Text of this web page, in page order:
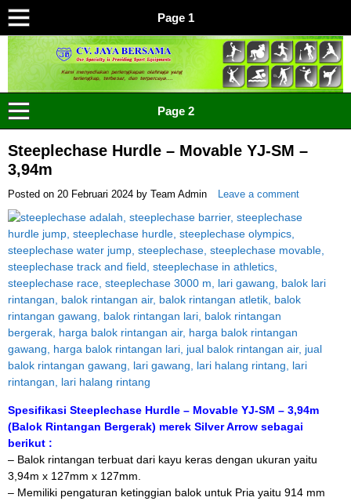
Page 1
CV JAYA BERSAMA Co Id
Menyediakan Semua Perlengkapan Olahraga Yang
Page 2
Steeplechase Hurdle – Movable YJ-SM –
3,94m
Posted on 20 Februari 2024 by Team Admin Leave a comment
Spesifikasi Steeplechase Hurdle – Movable YJ-SM – 3,94m
(Balok Rintangan Bergerak) merek Silver Arrow sebagai
berikut :
– Balok rintangan terbuat dari kayu keras dengan ukuran yaitu
3,94m x 127mm x 127mm.
– Memiliki pengaturan ketinggian balok untuk Pria yaitu 914 mm